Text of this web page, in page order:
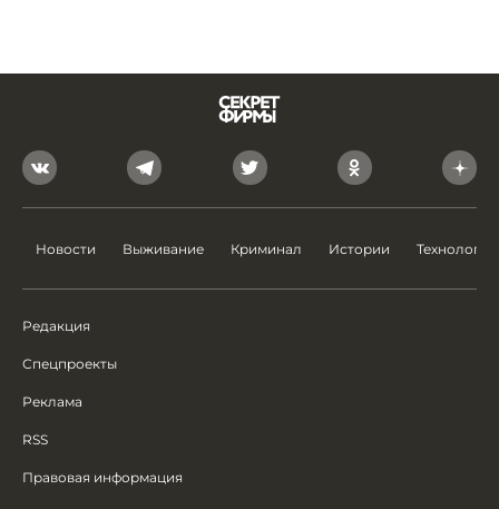
Новости Выживание Криминал Истории Технологии
Редакция
Спецпроекты
Реклама
RSS
Правовая информация